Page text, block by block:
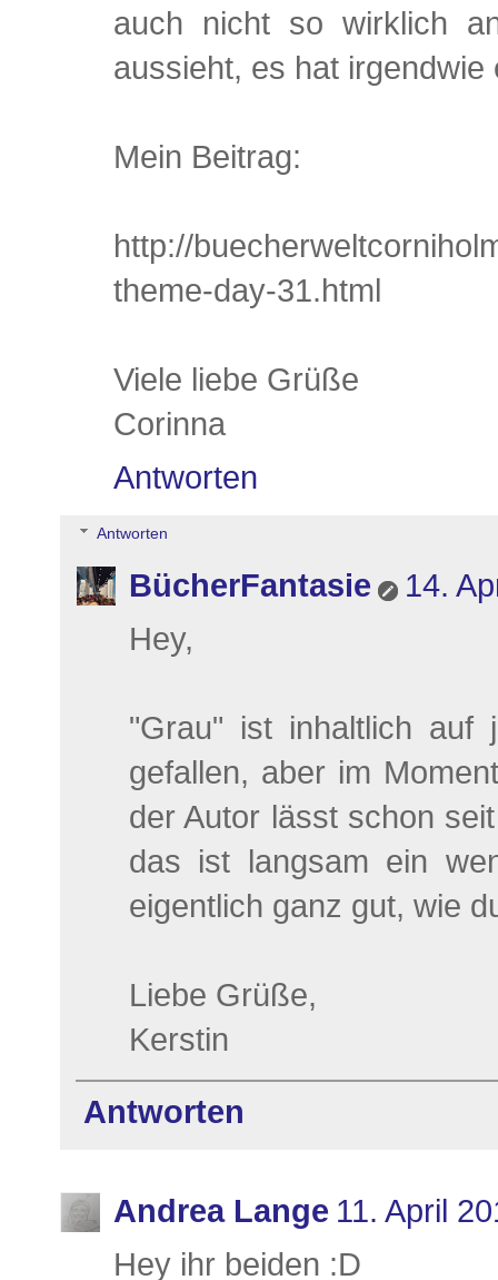
auch nicht so wirklich
aussieht, es hat irgendwie
Mein Beitrag:
http://
theme-day-31.html
Viele liebe Grüße
Corinna
Antworten
Antworten
BücherFantasie
14.
Hey,
"Grau" ist inhaltlich auf
gefallen, aber im
der Autor lässt schon
das ist langsam ein
eigentlich ganz gut, wie
Liebe Grüße,
Kerstin
Antworten
Andrea Lange 11. April
Hey ihr beiden :D